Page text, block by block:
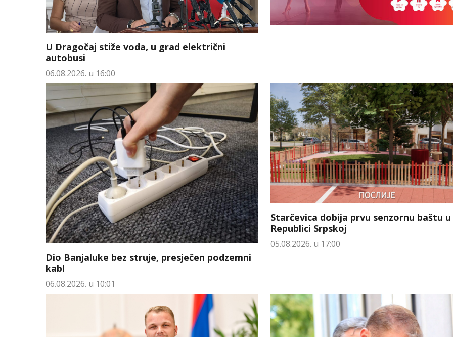
U Dragočaj stiže voda, u grad električni
autobusi
06.08.2026. u 16:00
Dio Banjaluke bez struje, presječen podzemni
kabl
06.08.2026. u 10:01
Starčevica dobija prvu senzornu baštu u
Republici Srpskoj
05.08.2026. u 17:00